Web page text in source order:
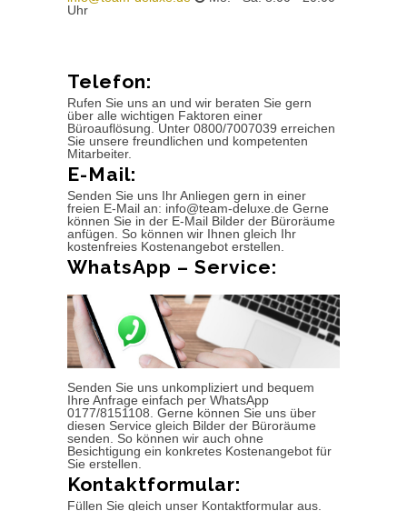
Uhr
Telefon:
Rufen Sie uns an und wir beraten Sie gern
über alle wichtigen Faktoren einer
Büroauflösung. Unter 0800/7007039 erreichen
Sie unsere freundlichen und kompetenten
Mitarbeiter.
E-Mail:
Senden Sie uns Ihr Anliegen gern in einer
freien E-Mail an: info@team-deluxe.de Gerne
können Sie in der E-Mail Bilder der Büroräume
anfügen. So können wir Ihnen gleich Ihr
kostenfreies Kostenangebot erstellen.
WhatsApp – Service:
Senden Sie uns unkompliziert und bequem
Ihre Anfrage einfach per WhatsApp
0177/8151108. Gerne können Sie uns über
diesen Service gleich Bilder der Büroräume
senden. So können wir auch ohne
Besichtigung ein konkretes Kostenangebot für
Sie erstellen.
Kontaktformular:
Füllen Sie gleich unser Kontaktformular aus.